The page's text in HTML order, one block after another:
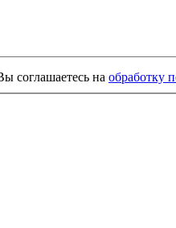
соглашаетесь на обработку